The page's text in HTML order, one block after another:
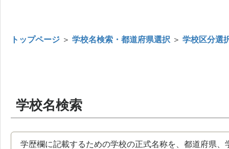
トップページ ＞ 学校名検索・都道府県選択 ＞ 学校区分選
学校名検索
学歴欄に記載するための学校の正式名称を、都道府県